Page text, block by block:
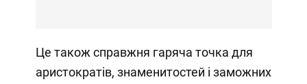
Це також справжня гаряча точка для
аристократів, знаменитостей і заможних